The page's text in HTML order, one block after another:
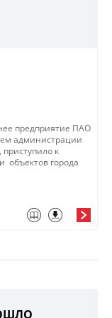
предприятие ПАО
администрации
к
объектов города